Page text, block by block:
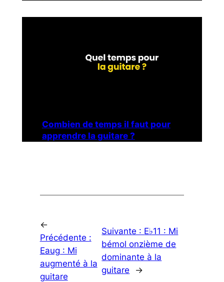
Combien de temps il faut pour
apprendre la guitare ?
←
Précédente :
Eaug : Mi
augmenté à la
guitare
Suivante : E♭11 : Mi
bémol onzième de
dominante à la
guitare
→